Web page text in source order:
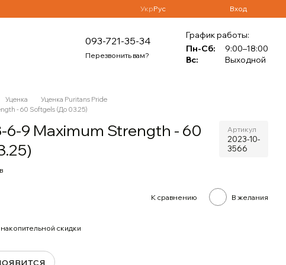
УкрРус Вход
093-721-35-34
Перезвонить вам?
График работы:
Пн-Сб:
9:00–18:00
Вс:
Выходной
Уценка
Уценка Puritans Pride
- 60 Softgels (До 03.25)
6-9 Maximum Strength - 60
Артикул
2023-10-
3566
К сравнению В желания
скидки